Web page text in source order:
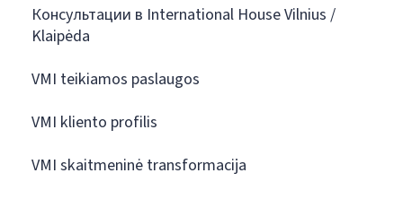
Консультации в International House Vilnius /
Klaipėda
VMI teikiamos paslaugos
VMI kliento profilis
VMI skaitmeninė transformacija